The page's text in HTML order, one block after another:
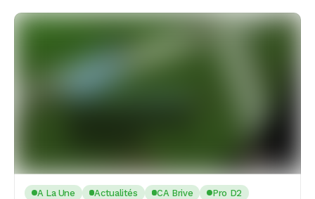
A La Une Actualités CA Brive
Pro D2